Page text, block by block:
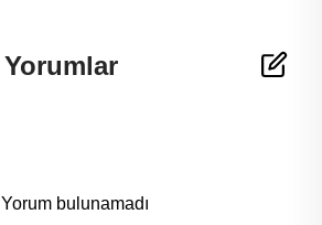
Yorumlar
Yorum bulunamadı